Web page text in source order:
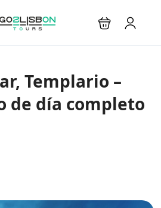
Templario –
de día completo